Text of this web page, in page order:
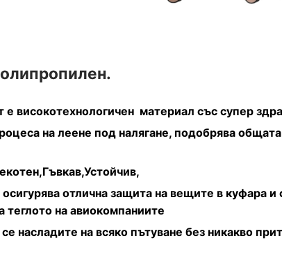
високотехнологичен материал със супер
на леене под налягане, подобрява
отлична защита на вещите в куфара и
теглото на авиокомпаниите
насладите на всяко пътуване без никакво